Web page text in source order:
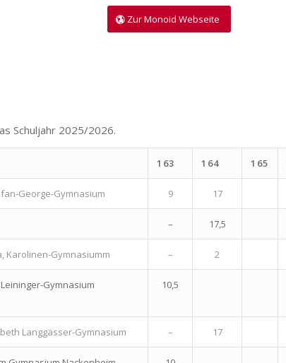
Zur Monoid Webseite
Schuljahr 2025/2026.
163 164 165
George-Gymnasium 9 17
– 17,5
Karolinen-Gymnasiumm – 2
Gymnasium 10,5
Langgässer-Gymnasium – 17